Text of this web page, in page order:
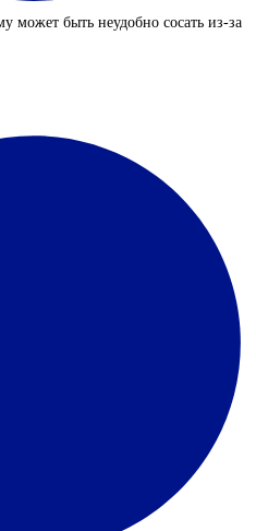
может быть неудобно сосать из-за